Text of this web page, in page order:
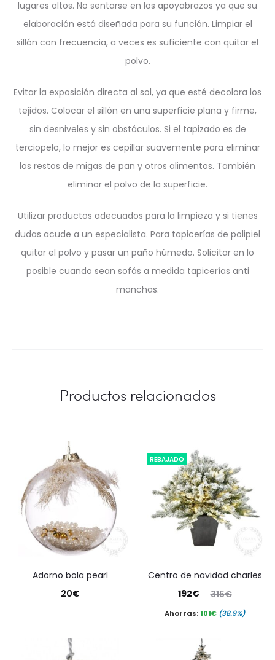
lugares altos. No sentarse en los apoyabrazos ya que su
elaboración está diseñada para su función. Limpiar el
sillón con frecuencia, a veces es suficiente con quitar el
polvo.
Evitar la exposición directa al sol, ya que esté decolora los
tejidos. Colocar el sillón en una superficie plana y firme,
sin desniveles y sin obstáculos. Si el tapizado es de
terciopelo, lo mejor es cepillar suavemente para eliminar
los restos de migas de pan y otros alimentos. También
eliminar el polvo de la superficie.
Utilizar productos adecuados para la limpieza y si tienes
dudas acude a un especialista. Para tapicerías de polipiel
quitar el polvo y pasar un paño húmedo. Solicitar en lo
posible cuando sean sofás a medida tapicerías anti
manchas.
Productos relacionados
adorno bola pearl
20€
REBAJADO
centro de navidad charles
315€
El
precio
era:
192€
El
precio
Ahorras:101€ (38.9%)